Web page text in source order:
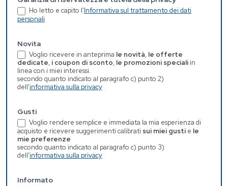
Ho letto e capito l'Informativa sul trattamento dei dati
personali
Novita
Voglio ricevere in anteprima le novità, le offerte
dedicate, i coupon di sconto, le promozioni specialiin
linea con i miei interessi.
secondo quanto indicato al paragrafo c) punto 2)
dell'informativa sulla privacy
Gusti
Voglio rendere semplice e immediata la mia esperienza di
acquisto e ricevere suggerimenti calibrati sui miei gusti e le
mie preferenze
secondo quanto indicato al paragrafo c) punto 3)
dell'informativa sulla privacy
Informato